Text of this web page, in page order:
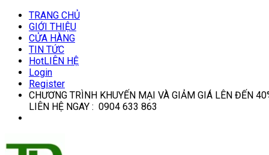
TRANG CHỦ
GIỚI THIỆU
CỬA HÀNG
TIN TỨC
HotLIÊN HỆ
Login
Register
CHƯƠNG TRÌNH KHUYẾN MẠI VÀ GIẢM GIÁ LÊN ĐẾN
LIÊN HỆ NGAY : 0904 633 863